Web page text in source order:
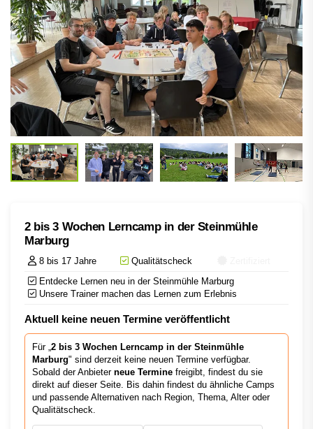
2 bis 3 Wochen Lerncamp in der Steinmühle
Marburg
8 bis 17 Jahre Qualitätscheck
Entdecke Lernen neu in der Steinmühle Marburg
Unsere Trainer machen das Lernen zum Erlebnis
Aktuell keine neuen Termine veröffentlicht
Für „ 2 bis 3 Wochen Lerncamp in der Steinmühle
Marburg" sind derzeit keine neuen Termine verfügbar.
Sobald der Anbieter neue Termine freigibt, findest du sie
direkt auf dieser Seite. Bis dahin findest du ähnliche Camps
und passende Alternativen nach Region, Thema, Alter oder
Qualitätscheck.